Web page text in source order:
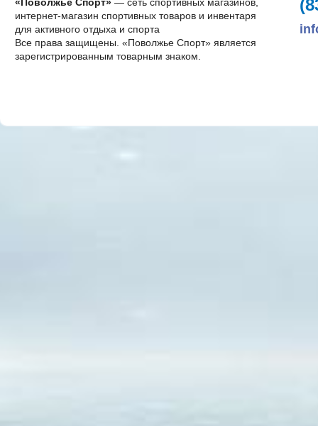
интернет-магазин спортивных товаров и инвентаря
для активного отдыха и спорта
Все права защищены. «Поволжье Спорт» является
зарегистрированным товарным знаком.